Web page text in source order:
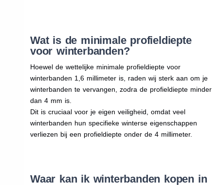
Wat is de minimale profieldiepte
voor winterbanden?
Hoewel de wettelijke minimale profieldiepte voor
winterbanden 1,6 millimeter is, raden wij sterk aan om je
winterbanden te vervangen, zodra de profieldiepte minder
dan 4 mm is.
Dit is cruciaal voor je eigen veiligheid, omdat veel
winterbanden hun specifieke winterse eigenschappen
verliezen bij een profieldiepte onder de 4 millimeter.
Waar kan ik winterbanden kopen in